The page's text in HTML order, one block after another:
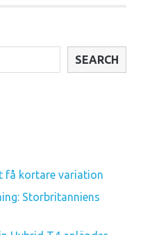
SEARCH
få kortare variation
Storbritanniens